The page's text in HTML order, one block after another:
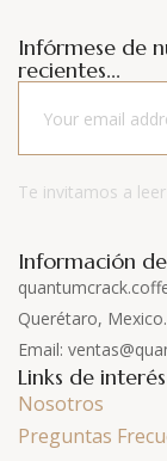
Infórmese de
recientes...
Te invitamos a
Información
Querétaro, Mexico.
Email:
Links de interés
Nosotros
Preguntas